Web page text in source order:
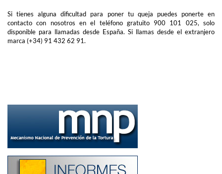
Si tienes alguna dificultad para poner tu queja puedes ponerte en
contacto con nosotros en el teléfono gratuito 900 101 025, solo
disponible para llamadas desde España. Si llamas desde el extranjero
marca (+34) 91 432 62 91.
del
defensor
como
Mecanismo
Listado